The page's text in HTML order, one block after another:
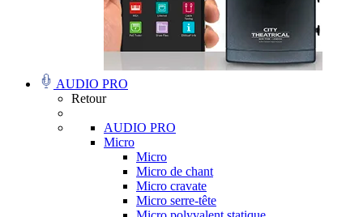
AUDIO PRO
Retour
AUDIO PRO
Micro
Micro
Micro de chant
Micro cravate
Micro serre-tête